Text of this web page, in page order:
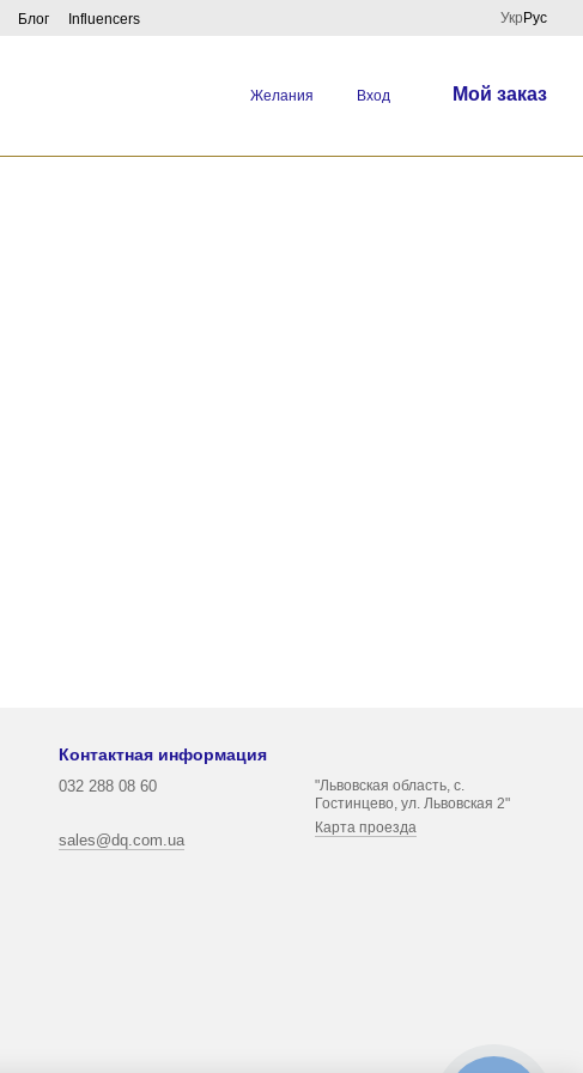
Блог Influencers Укр Рус
Желания Вход Мой заказ
Контактная информация
032 288 08 60
sales@dq.com.ua
"Львовская область, с.
Гостинцево, ул. Львовская 2"
Карта проезда